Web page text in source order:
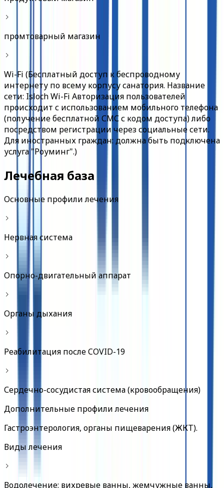
промтоварный магазин
Wi-Fi (Бесплатный доступ к беспроводному
интернету по всему корпусу санатория. Название
сети: Isloch Wi-Fi Авторизация пользователей
происходит с использованием мобильного телефона
(получение бесплатной СМС с кодом доступа) либо
посредством регистрации через социальные сети.
Для иностранных граждан: должна быть подключена
услуга "Роуминг".)
Лечебная база
Основные профили лечения
Нервная система
Опорно-двигательный аппарат
Органы дыхания
Реабилитация после COVID-19
Сердечно-сосудистая система (кровообращения)
Дополнительные профили лечения
Гастроэнтерология, органы пищеварения (ЖКТ).
Виды лечения
Водолечение: вихревые ванны, жемчужные ванны,